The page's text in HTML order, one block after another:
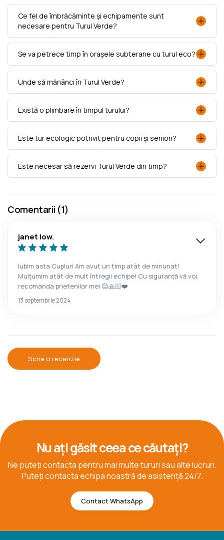
Ce fel de îmbrăcăminte și echipamente sunt
necesare pentru Turul Verde?
Se va petrece timp în orașele subterane cu turul eco?
Unde să mănânci în Turul Verde?
Există o plimbare în timpul turului?
Este tur ecologic potrivit pentru copii și seniori?
Este necesar să rezervi Turul Verde din timp?
Comentarii (1)
janet low.
Iubim asta Cupluri Am avut un timp atât de minunat!
Mulțumim atât de mult întregii echipe! Cu siguranță vă voi
recomanda prietenilor mei 😊🙏🏻❤️
13 septembrie 2024
Scrie o recenzie
Nu ați găsit ceea ce căutați?
Ne puteți contacta pentru mai multe tururi sau alte lucruri.
Puteți contacta echipa noastră de asistență 24/7.
Contact WhatsApp